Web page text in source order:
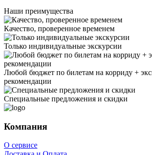
Наши преимущества
Качество, проверенное временем
Только индивидуальные экскурсии
Любой бюджет по билетам на корриду +
рекомендации
Специальные предложения и скидки
Компания
О сервисе